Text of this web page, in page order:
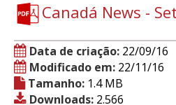
Canadá News -
Data de criação: 22/09/16
Modificado em: 22/11/16
Tamanho: 1.4 MB
Downloads: 2.566